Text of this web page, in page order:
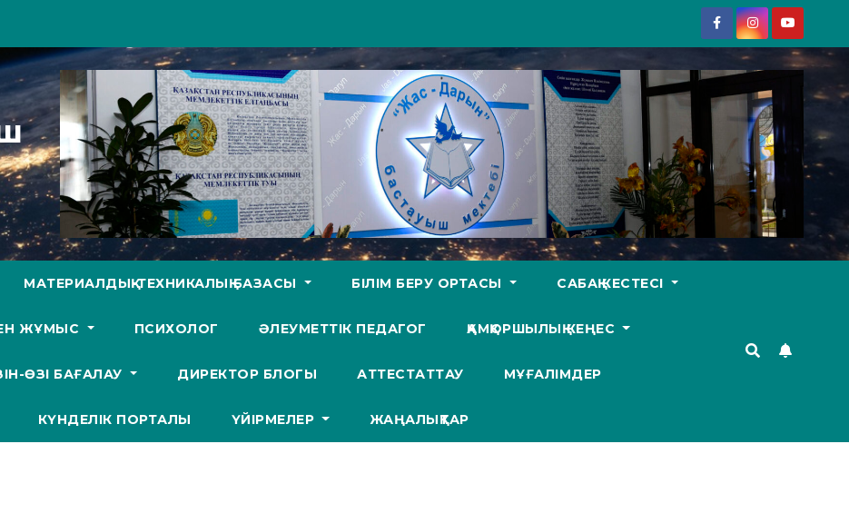
МАТЕРИАЛДЫҚ-ТЕХНИКАЛЫҚ БАЗАСЫ БІЛІМ БЕРУ ОРТАСЫ САБАҚ КЕСТЕСІ
ЖҰМЫС ПСИХОЛОГ ӘЛЕУМЕТТІК ПЕДАГОГ ҚАМҚОРШЫЛЫҚ КЕҢЕС
ӨЗІ БАҒАЛАУ ДИРЕКТОР БЛОГЫ АТТЕСТАТТАУ МҰҒАЛІМДЕР
КҮНДЕЛІК ПОРТАЛЫ ҮЙІРМЕЛЕР ЖАҢАЛЫҚТАР